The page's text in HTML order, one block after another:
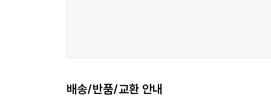
배송/반품/교환 안내